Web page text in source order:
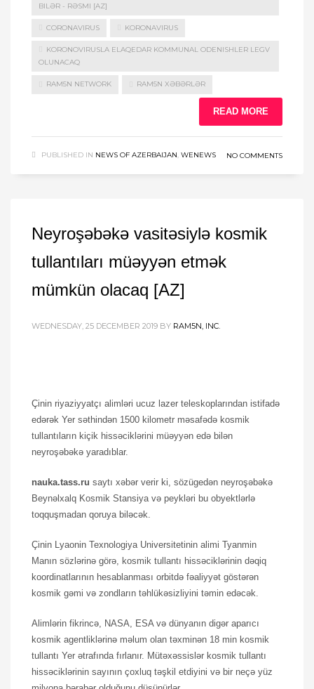
BILƏR - RƏSMI [AZ]
CORONAVIRUS KORONAVIRUS
KORONOVIRUSLA ELAQEDAR KOMMUNAL ODENISHLER LEGV
OLUNACAQ
RAM5N NETWORK RAM5N XƏBƏRLƏR
READ MORE
PUBLISHED IN NEWS OF AZERBAIJAN, WENEWS NO COMMENTS
Neyroşəbəkə vasitəsiylə kosmik
tullantıları müəyyən etmək
mümkün olacaq [AZ]
WEDNESDAY, 25 DECEMBER 2019 BY RAM5N, INC.
Çinin riyaziyyatçı alimləri ucuz lazer teleskoplarından istifadə
edərək Yer səthindən 1500 kilometr məsafədə kosmik
tullantıların kiçik hissəciklərini müəyyən edə bilən
neyroşəbəkə yaradıblar.
nauka.tass.ru saytı xəbər verir ki, sözügedən neyroşəbəkə
Beynəlxalq Kosmik Stansiya və peykləri bu obyektlərlə
toqquşmadan qoruya biləcək.
Çinin Lyaonin Texnologiya Universitetinin alimi Tyanmin
Manın sözlərinə görə, kosmik tullantı hissəciklərinin dəqiq
koordinatlarının hesablanması orbitdə fəaliyyət göstərən
kosmik gəmi və zondların təhlükəsizliyini təmin edəcək.
Alimlərin fikrincə, NASA, ESA və dünyanın digər aparıcı
kosmik agentliklərinə məlum olan təxminən 18 min kosmik
tullantı Yer ətrafında fırlanır. Mütəxəssislər kosmik tullantı
hissəciklərinin sayının çoxluq təşkil etdiyini və bir neçə yüz